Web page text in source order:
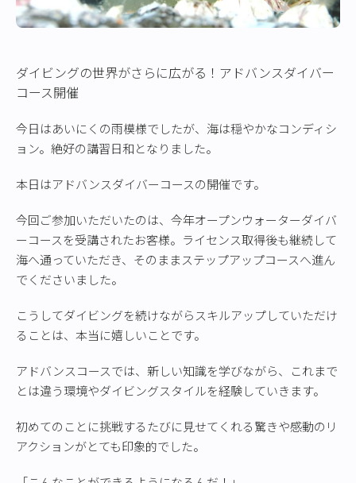
ダイビングの世界がさらに広がる！アドバンスダイバー
コース開催
今日はあいにくの雨模様でしたが、海は穏やかなコンディシ
ョン。絶好の講習日和となりました。
本日はアドバンスダイバーコースの開催です。
今回ご参加いただいたのは、今年オープンウォーターダイバ
ーコースを受講されたお客様。ライセンス取得後も継続して
海へ通っていただき、そのままステップアップコースへ進ん
でくださいました。
こうしてダイビングを続けながらスキルアップしていただけ
ることは、本当に嬉しいことです。
アドバンスコースでは、新しい知識を学びながら、これまで
とは違う環境やダイビングスタイルを経験していきます。
初めてのことに挑戦するたびに見せてくれる驚きや感動のリ
アクションがとても印象的でした。